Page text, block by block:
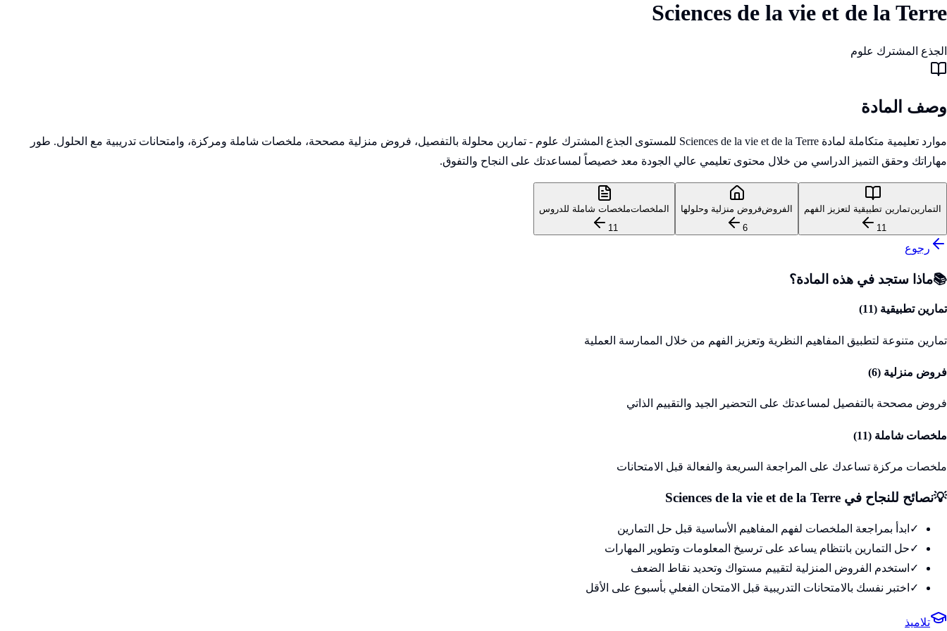
Sciences de la vie et de la Terre
الجذع المشترك علوم
وصف المادة
موارد تعليمية متكاملة لمادة Sciences de la vie et de la Terre للمستوى الجذع المشترك علوم - تمارين محلولة بالتفصيل، فروض منزلية مصححة، ملخصات شاملة ومركزة، وامتحانات تدريبية مع الحلول. طور
مهاراتك وحقق التميز الدراسي من خلال محتوى تعليمي عالي الجودة معد خصيصاً لمساعدتك على النجاح والتفوق.
التمارينتمارين تطبيقية لتعزيز الفهم
11
الفروضفروض منزلية وحلولها
6
الملخصاتملخصات شاملة للدروس
11
رجوع
📚ماذا ستجد في هذه المادة؟
تمارين تطبيقية (11
)
تمارين متنوعة لتطبيق المفاهيم النظرية وتعزيز الفهم من خلال الممارسة العملية
فروض منزلية (6
)
فروض مصححة بالتفصيل لمساعدتك على التحضير الجيد والتقييم الذاتي
ملخصات شاملة (11
)
ملخصات مركزة تساعدك على المراجعة السريعة والفعالة قبل الامتحانات
💡نصائح للنجاح في Sciences de la vie et de la Terre
✓ ابدأ بمراجعة الملخصات لفهم المفاهيم الأساسية قبل حل التمارين
✓حل التمارين بانتظام يساعد على ترسيخ المعلومات وتطوير المهارات
✓ استخدم الفروض المنزلية لتقييم مستواك وتحديد نقاط الضعف
✓ اختبر نفسك بالامتحانات التدريبية قبل الامتحان الفعلي بأسبوع على الأقل
تلاميذ